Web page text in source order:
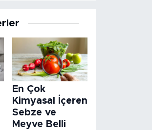
En Çok
Kimyasal İçeren
Sebze ve
Meyve Belli